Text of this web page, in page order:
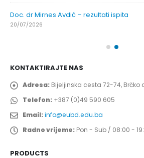
Doc. dr Mirnes Avdić – rezultati ispita
20/07/2026
KONTAKTIRAJTE NAS
Adresa: Bijeljinska cesta 72-74, Brčko
Telefon: +387 (0)49 590 605
Email:info@eubd.edu.ba
Radno vrijeme: Pon - Sub / 08:00 -
PRODUCTS